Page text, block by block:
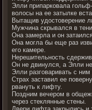
Элли припарковала
волосы на ее затылке
Вытащив удостоверение
Мужчина скрывался в
Она замерла и он
Она могла бы еще раз
его камере.
Нерешительность
Он не двинулся, а Элли не
Элли разговаривать с
Страх заставил ее
рвануть к лифту.
Поздним вечером в
через стеклянные стены.